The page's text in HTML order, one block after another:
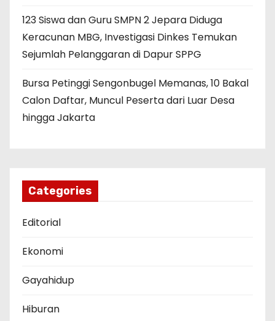
123 Siswa dan Guru SMPN 2 Jepara Diduga
Keracunan MBG, Investigasi Dinkes Temukan
Sejumlah Pelanggaran di Dapur SPPG
Bursa Petinggi Sengonbugel Memanas, 10 Bakal
Calon Daftar, Muncul Peserta dari Luar Desa
hingga Jakarta
Categories
Editorial
Ekonomi
Gayahidup
Hiburan